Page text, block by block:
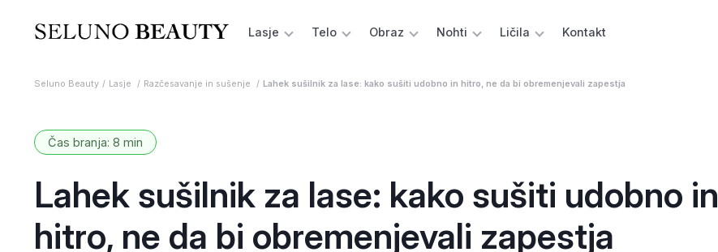
Lasje Telo Obraz Nohti Ličila Kontakt
Seluno Beauty Lasje Razčesavanje in sušenje Lahek sušilnik za lase: kako sušiti udobno in hitro, ne da bi obremenjevali zapestja
Čas branja: 8 min
Lahek sušilnik za lase: kako sušiti udobno in
hitro, ne da bi obremenjevali zapestja